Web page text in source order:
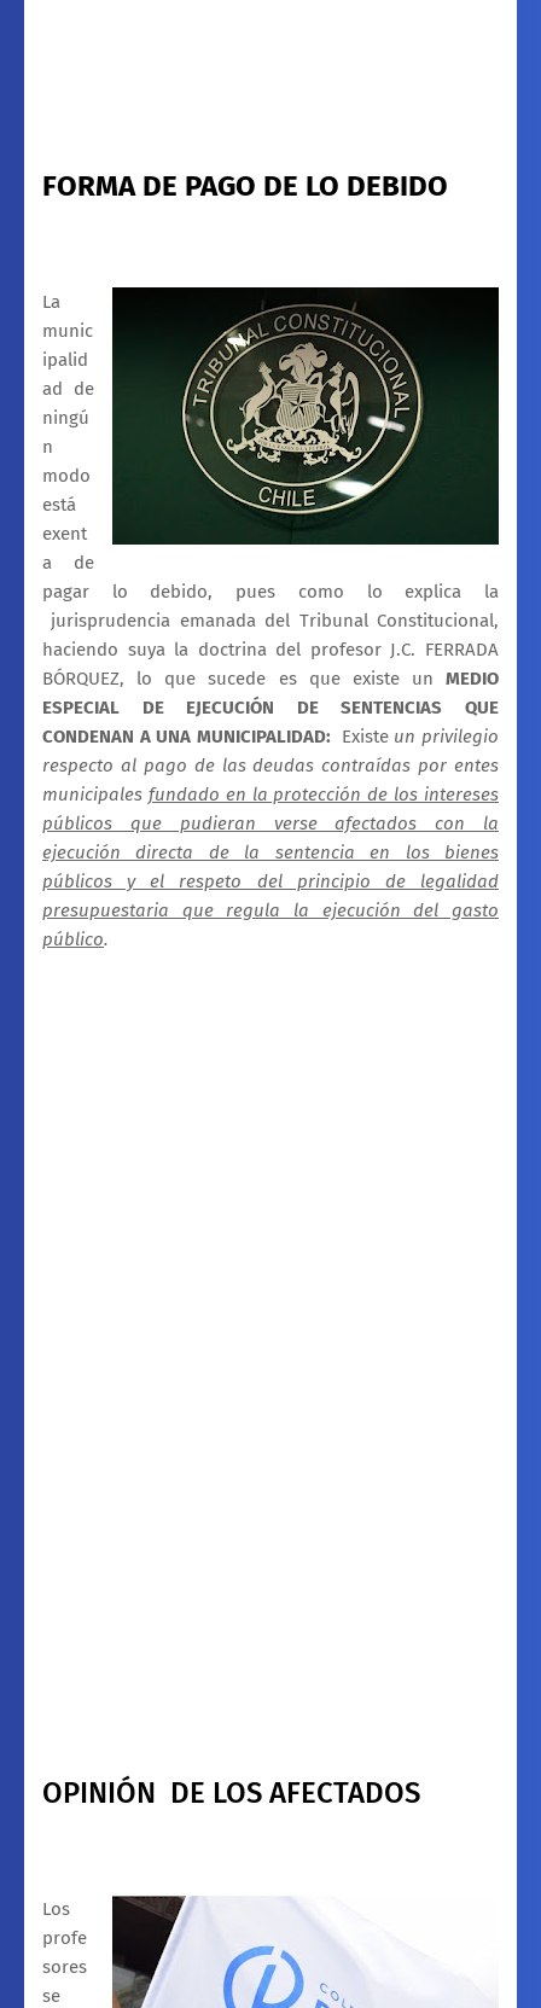
FORMA DE PAGO DE LO DEBIDO
La
munic
ipalid
ad de
ningú
n
modo
está
exent
a de
pagar lo debido, pues como lo explica la
jurisprudencia emanada del Tribunal Constitucional,
haciendo suya la doctrina del profesor J.C. FERRADA
BÓRQUEZ, lo que sucede es que existe un MEDIO
ESPECIAL DE EJECUCIÓN DE SENTENCIAS QUE
CONDENAN A UNA MUNICIPALIDAD:
Existe un privilegio
respecto al pago de las deudas contraídas por entes
municipales fundado en la protección de los intereses
públicos que pudieran verse afectados con la
ejecución directa de la sentencia en los bienes
públicos y el respeto del principio de legalidad
presupuestaria que regula la ejecución del gasto
público.
OPINIÓN DE LOS AFECTADOS
Los
profe
sores
se